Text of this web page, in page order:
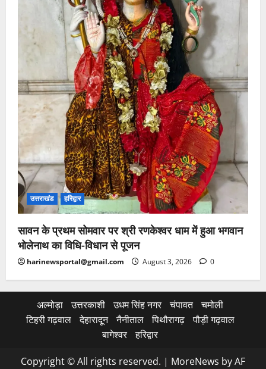
उत्तराखंड हरिद्वार
सावन के प्रथम सोमवार पर श्री रणकेश्वर धाम में हुआ भगवान
भोलेनाथ का विधि-विधान से पूजन
harinewsportal@gmail.com August 3, 2026 0
अल्मोड़ा उत्तरकाशी उधम सिंह नगर चंपावत
चमोली
टिहरी गढ़वाल
देहारादून नैनीताल पिथौरागढ़
पौड़ी गढ़वाल
बागेश्वर
हरिद्वार
Copyright © All rights reserved. | MoreNews by AF